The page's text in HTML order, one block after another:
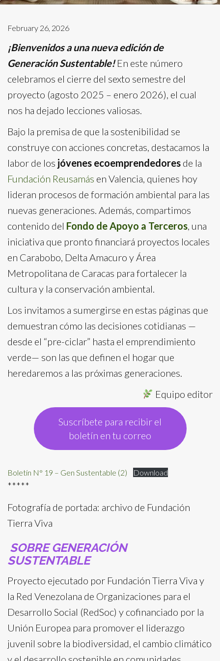
February 26, 2026
¡Bienvenidos a una nueva edición de
Generación Sustentable!En este número
celebramos el cierre del sexto semestre del
proyecto (agosto 2025 – enero 2026), el cual
nos ha dejado lecciones valiosas.
Bajo la premisa de que la sostenibilidad se
construye con acciones concretas, destacamos la
labor de los jóvenes ecoemprendedores de la
Fundación Reusamás en Valencia, quienes hoy
lideran procesos de formación ambiental para las
nuevas generaciones. Además, compartimos
contenido del Fondo de Apoyo a Terceros, una
iniciativa que pronto financiará proyectos locales
en Carabobo, Delta Amacuro y Área
Metropolitana de Caracas para fortalecer la
cultura y la conservación ambiental.
Los invitamos a sumergirse en estas páginas que
demuestran cómo las decisiones cotidianas —
desde el “pre-ciclar” hasta el emprendimiento
verde— son las que definen el hogar que
heredaremos a las próximas generaciones.
Equipo editor
Suscríbete para recibir el
boletín en tu correo
Boletín N° 19 – Gen Sustentable (2) Download
*****
Fotografía de portada: archivo de Fundación
Tierra Viva
SOBRE GENERACIÓN
SUSTENTABLE
Proyecto ejecutado por Fundación Tierra Viva y
la Red Venezolana de Organizaciones para el
Desarrollo Social (RedSoc) y cofinanciado por la
Unión Europea para promover el liderazgo
juvenil sobre la biodiversidad, el cambio climático